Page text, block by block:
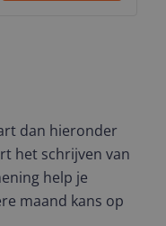
dan hieronder
het schrijven van
help je
maand kans op